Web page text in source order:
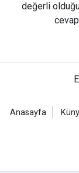
değerli
Anasayfa